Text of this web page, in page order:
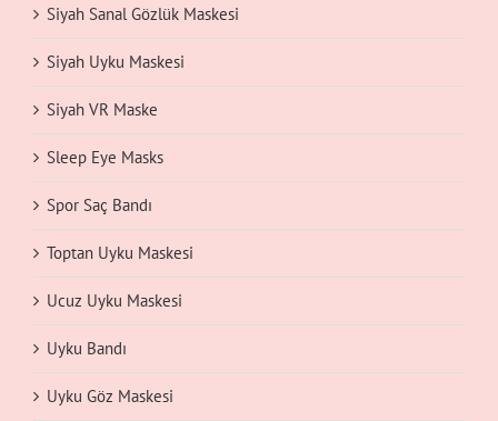
Siyah Sanal Gözlük Maskesi
Siyah Uyku Maskesi
Siyah VR Maske
Sleep Eye Masks
Spor Saç Bandı
Toptan Uyku Maskesi
Ucuz Uyku Maskesi
Uyku Bandı
Uyku Göz Maskesi